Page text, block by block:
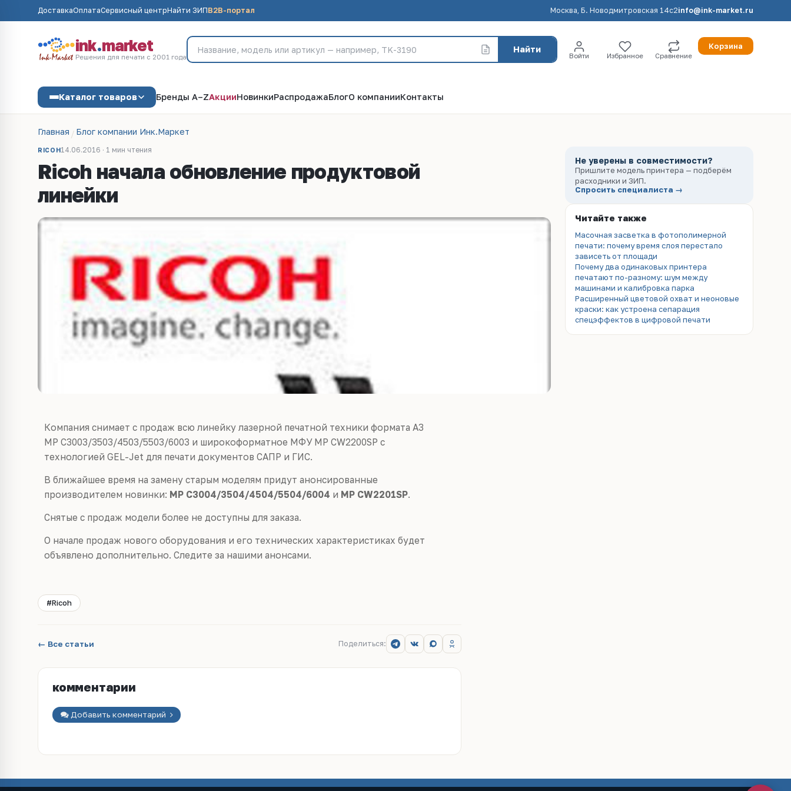
ДоставкаОплатаСервисный центрНайти ЗИПB2B-портал Москва, Б. Новодмитровская 14с2info@ink-market.ru
ink.market
Решения для печати с 2001 года
Найти
Войти Избранное Сравнение
Корзина
Каталог товаров Бренды A–ZАкцииНовинкиРаспродажаБлогО компанииКонтакты
Главная Блог компании Инк.Маркет
RICOH14.06.2016 · 1 мин чтения
Ricoh начала обновление продуктовой
линейки
Компания снимает с продаж всю линейку лазерной печатной техники формата А3
MP C3003/3503/4503/5503/6003 и широкоформатное МФУ MP СW2200SP с
технологией GEL-Jet для печати документов САПР и ГИС.
В ближайшее время на замену старым моделям придут анонсированные
производителем новинки: MP C3004/3504/4504/5504/6004 и MP CW2201SP.
Снятые с продаж модели более не доступны для заказа.
О начале продаж нового оборудования и его технических характеристиках будет
объявлено дополнительно. Следите за нашими анонсами.
#Ricoh
← Все статьи Поделиться:
комментарии
Добавить комментарий
Не уверены в совместимости?
Пришлите модель принтера — подберём
расходники и ЗИП.
Спросить специалиста →
Читайте также
Масочная засветка в фотополимерной
печати: почему время слоя перестало
зависеть от площади
Почему два одинаковых принтера
печатают по-разному: шум между
машинами и калибровка парка
Расширенный цветовой охват и неоновые
краски: как устроена сепарация
спецэффектов в цифровой печати